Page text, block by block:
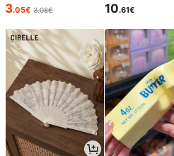
3.05€ 3.08€ 10.61€